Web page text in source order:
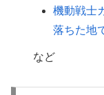
機動戦士
落ちた地
など